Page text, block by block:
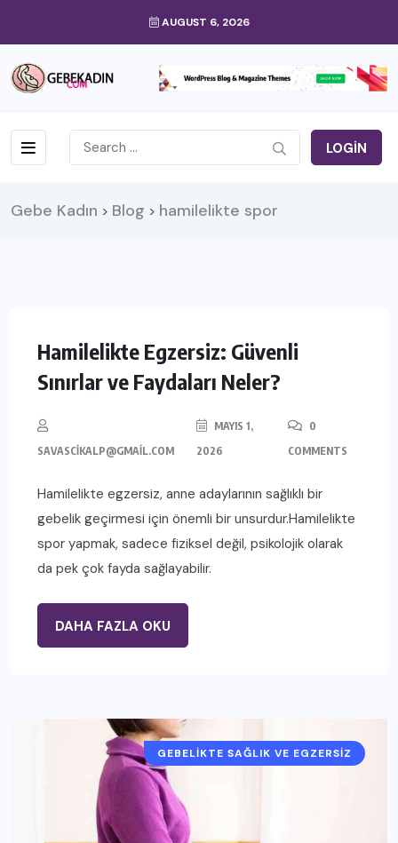
AUGUST 6, 2026
LOGIN
Gebe Kadın > Blog > hamilelikte spor
Hamilelikte Egzersiz: Güvenli
Sınırlar ve Faydaları Neler?
SAVASCIKALP@GMAIL.COM
MAYIS 1,
2026
0
COMMENTS
Hamilelikte egzersiz, anne adaylarının sağlıklı bir
gebelik geçirmesi için önemli bir unsurdur.Hamilelikte
spor yapmak, sadece fiziksel değil, psikolojik olarak
da pek çok fayda sağlayabilir.
DAHA FAZLA OKU
GEBELIKTE SAĞLIK VE EGZERSIZ